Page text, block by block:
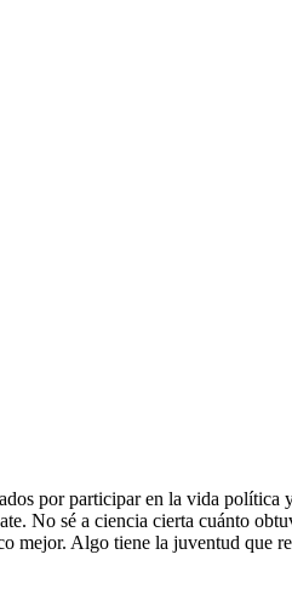
por participar en la vida
No sé a ciencia cierta cuánto
mejor. Algo tiene la juventud que